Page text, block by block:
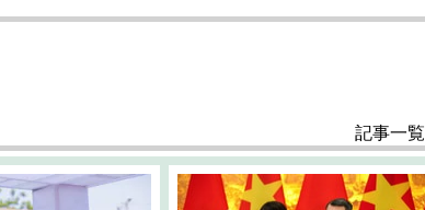
記事一覧